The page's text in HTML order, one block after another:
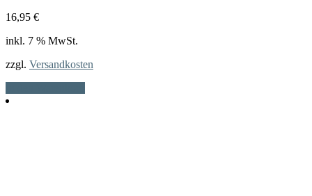
16,95 €
inkl. 7 % MwSt.
zzgl. Versandkosten